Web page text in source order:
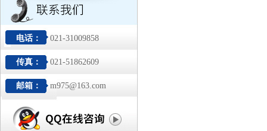
电话： 021-31009858
传真： 021-51862609
邮箱： m975@163.com